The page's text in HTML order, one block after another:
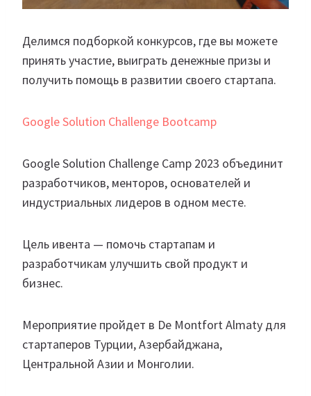
Делимся подборкой конкурсов, где вы можете
принять участие, выиграть денежные призы и
получить помощь в развитии своего стартапа.
Google Solution Challenge Bootcamp
Google Solution Challenge Camp 2023 объединит
разработчиков, менторов, основателей и
индустриальных лидеров в одном месте.
Цель ивента — помочь стартапам и
разработчикам улучшить свой продукт и
бизнес.
Мероприятие пройдет в De Montfort Almaty для
стартаперов Турции, Азербайджана,
Центральной Азии и Монголии.